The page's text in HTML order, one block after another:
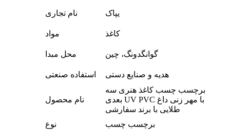
نام تجاری یپاک
مواد کاغذ
محل مبدا گوانگدونگ، چین
استفاده صنعتی هدیه و صنایع دستی
نام محصول
برچسب چسب کاغذ هنری سه
بعدی UV PVC با مهر زنی داغ
طلایی با برند سفارشی
نوع
برچسب چسب